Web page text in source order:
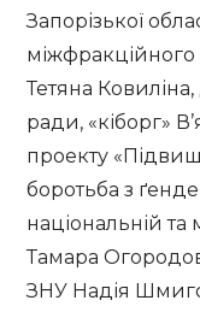
Запорізької
міжфракційного
Тетяна Ковиліна,
ради, «кіборг»
проекту
боротьба з
національній та
Тамара
ЗНУ Надія